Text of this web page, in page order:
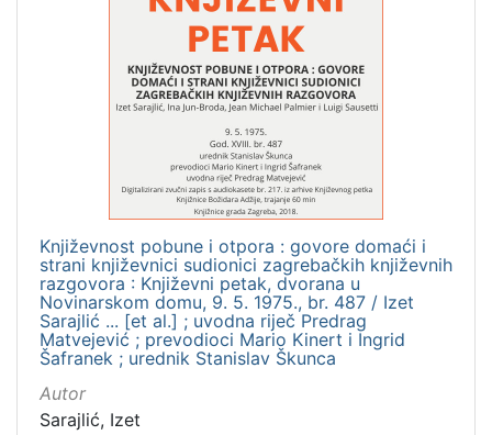
Književnost pobune i otpora : govore domaći i
strani književnici sudionici zagrebačkih književnih
razgovora : Književni petak, dvorana u
Novinarskom domu, 9. 5. 1975., br. 487 / Izet
Sarajlić ... [et al.] ; uvodna riječ Predrag
Matvejević ; prevodioci Mario Kinert i Ingrid
Šafranek ; urednik Stanislav Škunca
Autor
Sarajlić, Izet